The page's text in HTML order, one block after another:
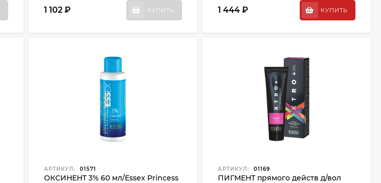
1 102 ₽ КУПИТЬ 1 444 ₽ КУПИТЬ
АРТИКУЛ: 01571
ОКСИНЕНТ 3% 60 мл/Essex Princess
АРТИКУЛ: 01169
ПИГМЕНТ прямого действ д/вол